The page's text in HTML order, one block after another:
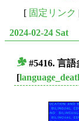
[ 固定リンク
2024-02-24 Sat
#5416. 言
[